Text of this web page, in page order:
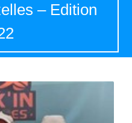
– Edition